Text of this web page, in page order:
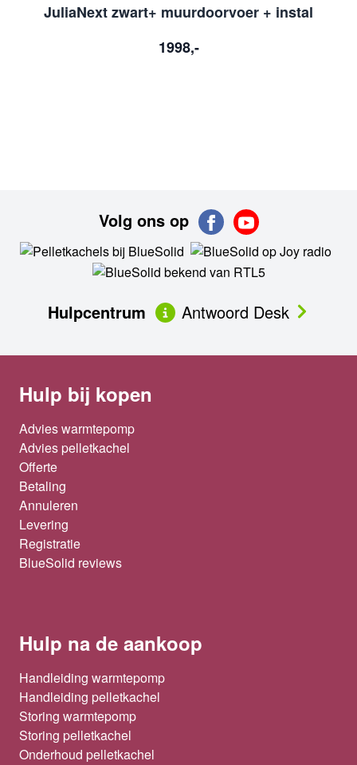
JuliaNext zwart+ muurdoorvoer + instal
1998,-
Volg ons op
Hulpcentrum Antwoord Desk
Hulp bij kopen
Advies warmtepomp
Advies pelletkachel
Offerte
Betaling
Annuleren
Levering
Registratie
BlueSolid reviews
Hulp na de aankoop
Handleiding warmtepomp
Handleiding pelletkachel
Storing warmtepomp
Storing pelletkachel
Onderhoud pelletkachel